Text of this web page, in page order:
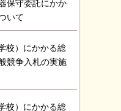
保守委託にかか
いて
校）にかかる総
競争入札の実施
校）にかかる総